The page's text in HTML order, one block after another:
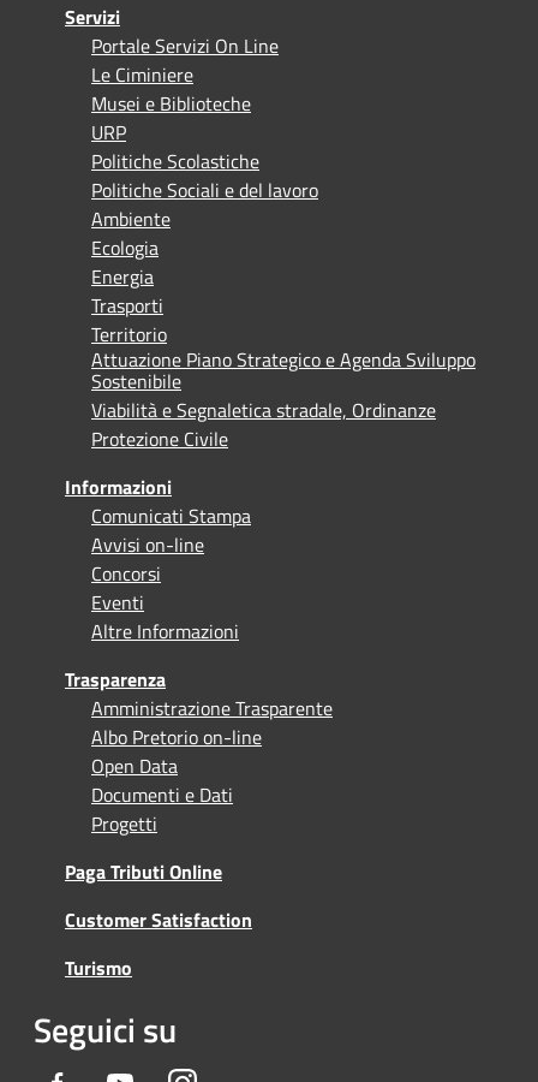
Servizi
Portale Servizi On Line
Le Ciminiere
Musei e Biblioteche
URP
Politiche Scolastiche
Politiche Sociali e del lavoro
Ambiente
Ecologia
Energia
Trasporti
Territorio
Attuazione Piano Strategico e Agenda Sviluppo
Sostenibile
Viabilità e Segnaletica stradale, Ordinanze
Protezione Civile
Informazioni
Comunicati Stampa
Avvisi on-line
Concorsi
Eventi
Altre Informazioni
Trasparenza
Amministrazione Trasparente
Albo Pretorio on-line
Open Data
Documenti e Dati
Progetti
Paga Tributi Online
Customer Satisfaction
Turismo
Seguici su